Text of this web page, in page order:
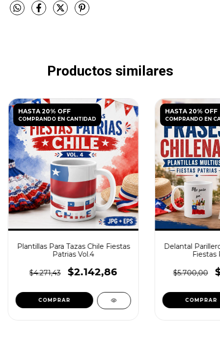
Productos similares
HASTA 20% OFF
COMPRANDO EN CANTIDAD
Plantillas Para Tazas Chile Fiestas
Patrias Vol.4
$4.271,43 $2.142,86
HASTA 20% OFF
COMPRANDO EN
Delantal
Fiestas
$5.700,00